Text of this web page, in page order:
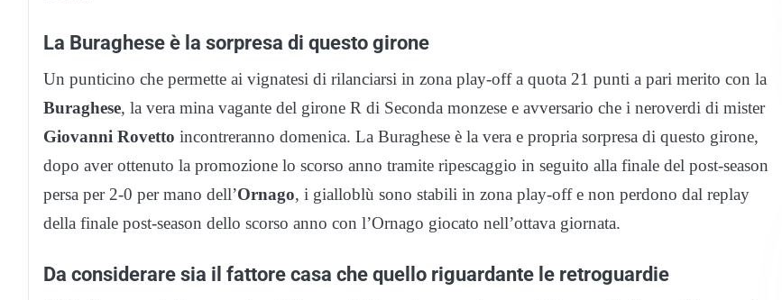
La Buraghese è la sorpresa di questo girone
Un punticino che permette ai vignatesi di rilanciarsi in zona play-off a quota 21 punti a pari merito con la
Buraghese, la vera mina vagante del girone R di Seconda monzese e avversario che i neroverdi di mister
Giovanni Rovetto incontreranno domenica. La Buraghese è la vera e propria sorpresa di questo girone,
dopo aver ottenuto la promozione lo scorso anno tramite ripescaggio in seguito alla finale del post-season
persa per 2-0 per mano dell’Ornago, i gialloblù sono stabili in zona play-off e non perdono dal replay
della finale post-season dello scorso anno con l’Ornago giocato nell’ottava giornata.
Da considerare sia il fattore casa che quello riguardante le retroguardie